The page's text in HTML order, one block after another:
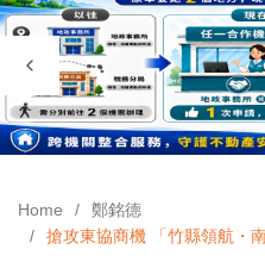
Home
鄭銘德
搶攻東協商機 「竹縣領航・